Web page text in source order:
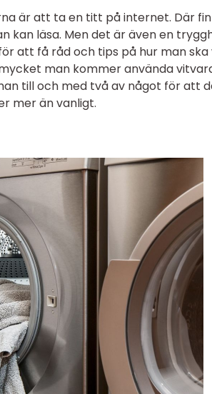
är att ta en titt på internet. Där
läsa. Men det är även en
att få råd och tips på hur man ska
man kommer använda
till och med två av något för att
mer än vanligt.